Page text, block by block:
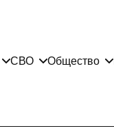
СВО Общество